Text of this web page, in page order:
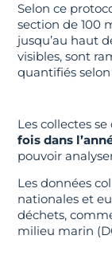
Selon ce
section de 100
jusqu’au haut
visibles, sont
quantifiés selon
Les collectes
fois dans
pouvoir
Les données
nationales et
déchets,
milieu marin